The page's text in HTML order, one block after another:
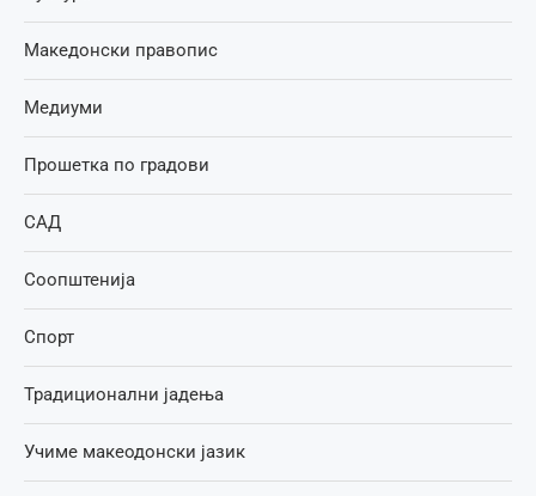
Македонски правопис
Медиуми
Прошетка по градови
САД
Соопштенија
Спорт
Традиционални јадења
Учиме макеодонски јазик